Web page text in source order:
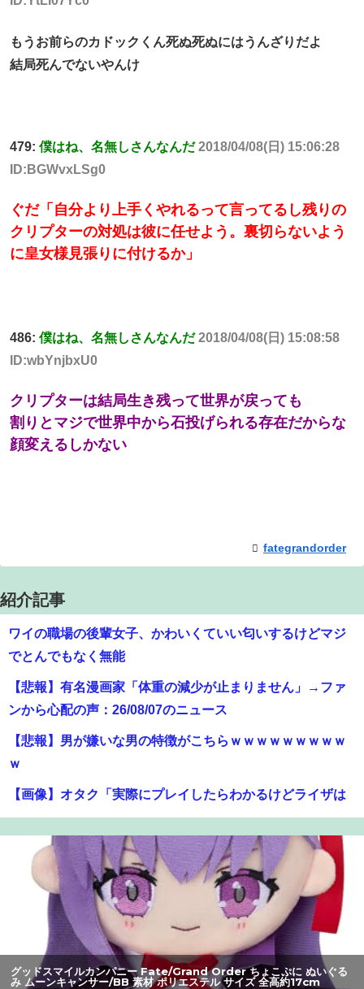
もうお前らのカドックくん死ぬ死ぬにはうんざりだよ
結局死んでないやんけ
479: 僕はね、名無しさんなんだ 2018/04/08(日) 15:06:28
ID:BGWvxLSg0
ぐだ「自分より上手くやれるって言ってるし残りの
クリプターの対処は彼に任せよう。裏切らないよう
に皇女様見張りに付けるか」
486: 僕はね、名無しさんなんだ 2018/04/08(日) 15:08:58
ID:wbYnjbxU0
クリプターは結局生き残って世界が戻っても
割りとマジで世界中から石投げられる存在だからな
顔変えるしかない
fategrandorder
紹介記事
ワイの職場の後輩女子、かわいくていい匂いするけどマジ
でとんでもなく無能
【悲報】有名漫画家「体重の減少が止まりません」→ファ
ンから心配の声：26/08/07のニュース
【悲報】男が嫌いな男の特徴がこちらｗｗｗｗｗｗｗｗｗ
ｗ
【画像】オタク「実際にプレイしたらわかるけどライザは
友達って感じで性的な目では見れないｗ」←これｗｗｗ
ｗ：26/08/06のニュース
【悲報】高市早苗に逆らった財務官僚、異例の左遷ｗｗｗ
ｗｗｗｗｗ
【爆笑】最近のオスガキ、名前がダサすぎるｗｗｗｗ ：
26/08/05のニュース
【悲報】ライザさん、おぱいを触られてしまうｗｗｗｗｗ
グッドスマイルカンパニー Fate/Grand Order ちょこぷに ぬいぐる
み ムーンキャンサー/BB 素材 ポリエステル サイズ 全高約17cm